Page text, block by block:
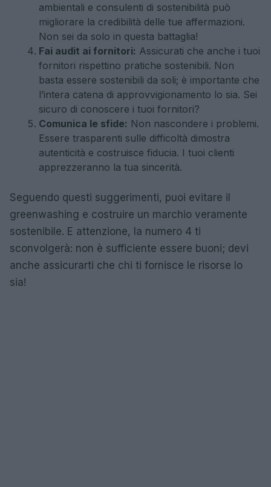
ambientali e consulenti di sostenibilità può
migliorare la credibilità delle tue affermazioni.
Non sei da solo in questa battaglia!
Fai audit ai fornitori: Assicurati che anche i tuoi
fornitori rispettino pratiche sostenibili. Non
basta essere sostenibili da soli; è importante che
l’intera catena di approvvigionamento lo sia. Sei
sicuro di conoscere i tuoi fornitori?
Comunica le sfide: Non nascondere i problemi.
Essere trasparenti sulle difficoltà dimostra
autenticità e costruisce fiducia. I tuoi clienti
apprezzeranno la tua sincerità.
Seguendo questi suggerimenti, puoi evitare il
greenwashing e costruire un marchio veramente
sostenibile. E attenzione, la numero 4 ti
sconvolgerà: non è sufficiente essere buoni; devi
anche assicurarti che chi ti fornisce le risorse lo
sia!